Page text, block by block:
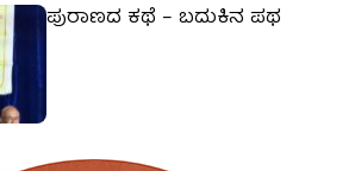
ಪುರಾಣದ ಕಥೆ – ಬದುಕಿನ ಪಥ